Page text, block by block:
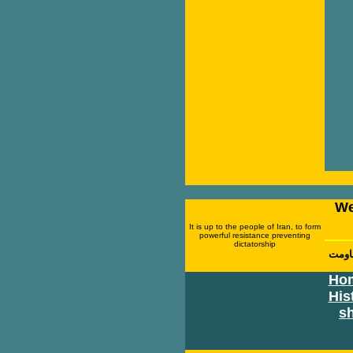
It is up to the people of Iran, to form
powerful resistance preventing
dictatorship